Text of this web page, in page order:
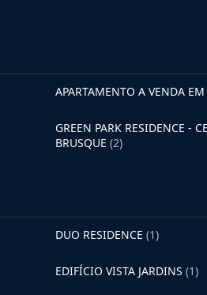
APARTAMENTO A VENDA EM
GREEN PARK RESIDENCE -
BRUSQUE (2)
DUO RESIDENCE (1)
EDIFÍCIO VISTA JARDINS (1)